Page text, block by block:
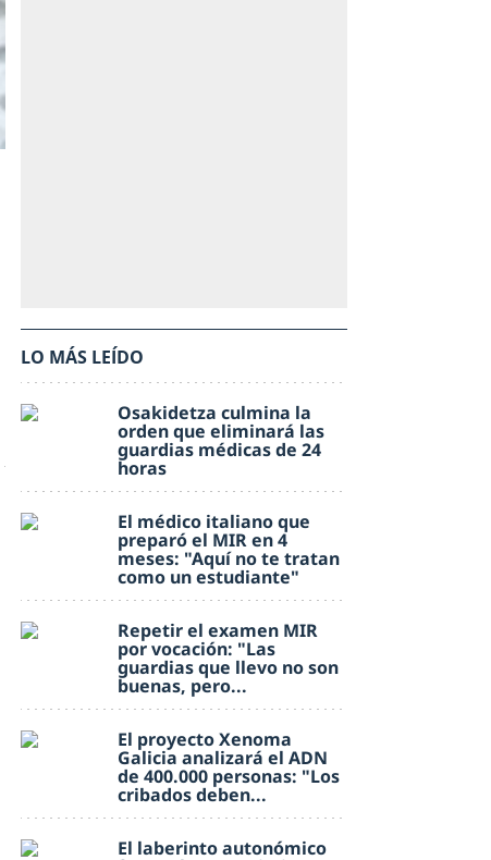
LO MÁS LEÍDO
Osakidetza culmina la
orden que eliminará las
guardias médicas de 24
horas
El médico italiano que
preparó el MIR en 4
meses: "Aquí no te tratan
como un estudiante"
Repetir el examen MIR
por vocación: "Las
guardias que llevo no son
buenas, pero...
El proyecto Xenoma
Galicia analizará el ADN
de 400.000 personas: "Los
cribados deben...
El laberinto autonómico